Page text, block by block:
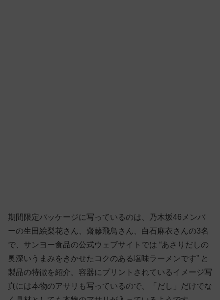
期間限定パッケージに写っているのは、乃木坂46メンバ
ーの生田絵梨花さん、齋藤飛鳥さん、白石麻衣さんの3名
で、サンヨー食品の公式ウェブサイトでは “あさりだしの
奥深いうまみをきかせたコクのある塩味ラーメンです” と
製品の特徴を紹介。容器にプリントされているイメージ写
真には本物のアサリも写っているので、「だし」だけでな